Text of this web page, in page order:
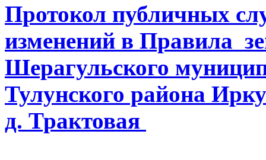
Протокол публичных
изменений в Правила
Шерагульского
Тулунского района
д. Трактовая